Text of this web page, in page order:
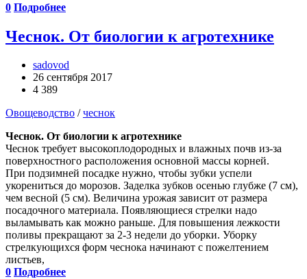
0 Подробнее
Чеснок. От биологии к агротехнике
sadovod
26 сентября 2017
4 389
Овощеводство /чеснок
Чеснок. От биологии к агротехнике
Чеснок требует высокоплодородных и влажных почв из-за
поверхностного расположения основной массы корней.
При подзимней посадке нужно, чтобы зубки успели
укорениться до морозов. Заделка зубков осенью глубже (7 см),
чем весной (5 см). Величина урожая зависит от размера
посадочного материала. Появляющиеся стрелки надо
выламывать как можно раньше. Для повышения лежкости
поливы прекращают за 2-3 недели до уборки. Уборку
стрелкующихся форм чеснока начинают с пожелтением
листьев,
0 Подробнее